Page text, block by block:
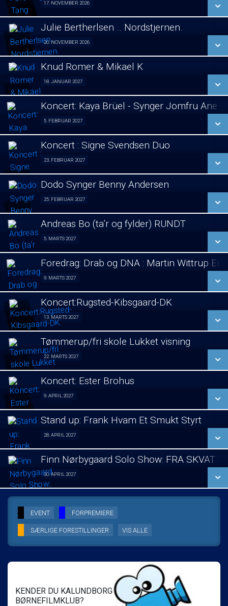
LÆS MERE
17. NOVEMBER 2026Foredrag fra Århus 17/11
SE ALLE DAGE
LÆS MERE
Julie Bertherlsen .. Nordstjernen.
20. NOVEMBER 2026Jule koncert. 20/11
LÆS MERE
Knud Romer & Mikael K
18. JANUAR 2027
LÆS MERE
Koncert: Kaya Brüel - Synger Jomfru Ane
5. FEBRUAR 2027
LÆS MERE
Koncert : Signe Svendsen Duo
23. FEBRUAR 2027
Koncert : Signe Svendsen Duo 23/02
LÆS MERE
Dodo Synger Benny Andersen
25. FEBRUAR 2027
LÆS MERE
Andreas Bo (ta’r og fylder) RUNDT
5. MARTS 2027
LÆS MERE
Foredrag: Drab og DNA : Martin Wittrup
9. MARTS 2027
LÆS MERE
Koncert:Rugsted-Kibsgaard-DK
13. MARTS 2027
LÆS MERE
Tømmerup/fri skole Lukket visning
22. MARTS 2027Lukket visning 22/03
LÆS MERE
Koncert: Ester Brohus
9. APRIL 2027
LÆS MERE
Stand up: Frank Hvam Et Smukt Styrt
28. APRIL 2027
LÆS MERE
Finn Nørbygaard Solo Show: FRA SKVAT
30. APRIL 2027
SE ALLE DAGE
LÆS MERE
EVENT FORPREMIERE
SÆRLIGE FORESTILLINGER VIS ALLE
KENDER DU KALUNDBORG
BØRNEFILMKLUB?